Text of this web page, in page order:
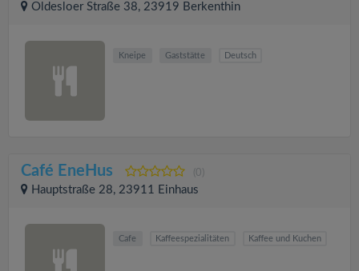
Oldesloer Straße 38, 23919 Berkenthin
Kneipe Gaststätte Deutsch
Café EneHus (0)
Hauptstraße 28, 23911 Einhaus
Cafe Kaffeespezialitäten Kaffee und Kuchen